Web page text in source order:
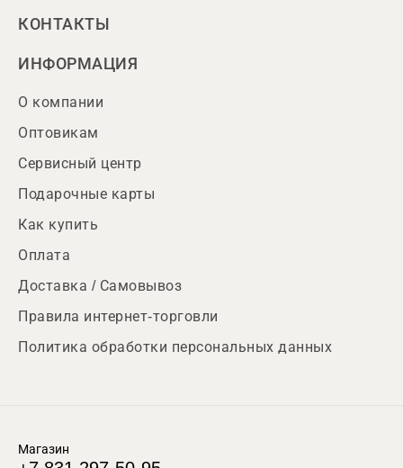
КОНТАКТЫ
ИНФОРМАЦИЯ
О компании
Оптовикам
Сервисный центр
Подарочные карты
Как купить
Оплата
Доставка / Самовывоз
Правила интернет-торговли
Политика обработки персональных данных
Магазин